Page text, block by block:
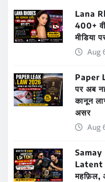
Lana
400+
मीडिया
Aug
Paper
पर अब
कानून
असर
Aug
Latent
महफ़िल,